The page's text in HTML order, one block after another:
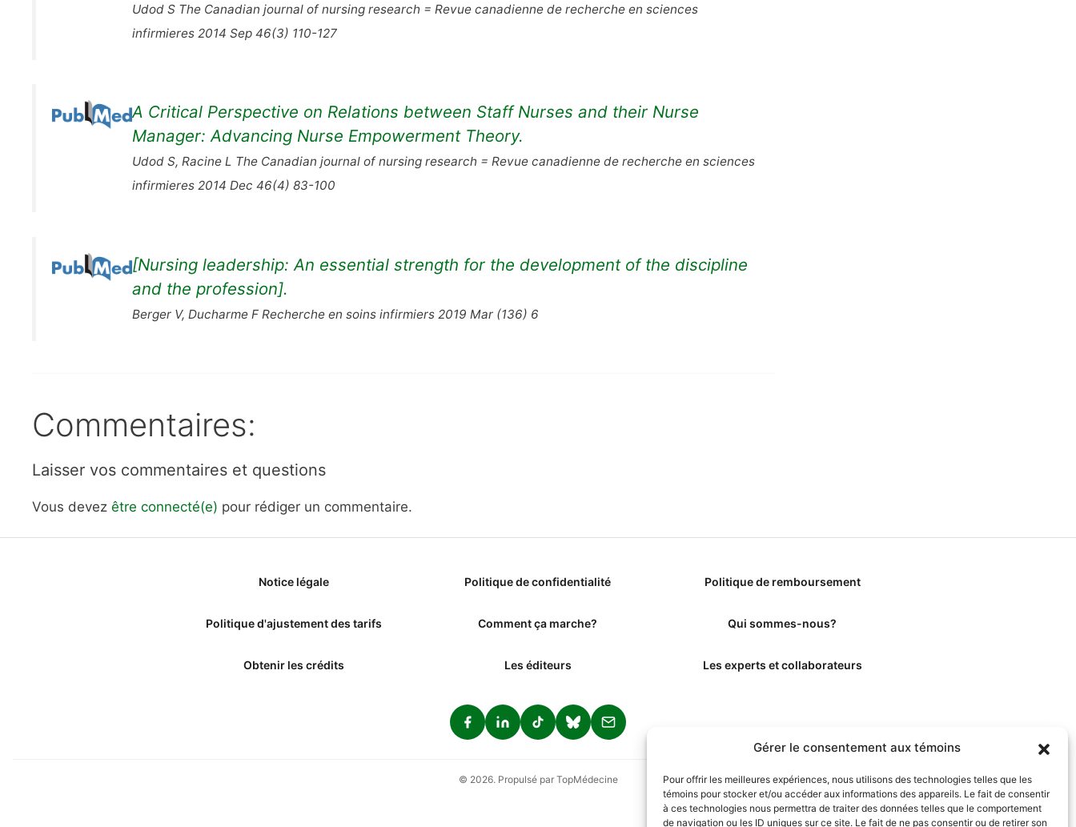
Gérer le consentement aux témoins
Pour offrir les meilleures expériences, nous utilisons des technologies telles que les
témoins pour stocker et/ou accéder aux informations des appareils. Le fait de consentir
à ces technologies nous permettra de traiter des données telles que le comportement
de navigation ou les ID uniques sur ce site. Le fait de ne pas consentir ou de retirer son
Udod S The Canadian journal of nursing research = Revue canadienne de recherche en sciences
infirmieres 2014 Sep 46(3) 110-127
A Critical Perspective on Relations between Staff Nurses and their Nurse
Manager: Advancing Nurse Empowerment Theory.
Udod S, Racine L The Canadian journal of nursing research = Revue canadienne de recherche en sciences
infirmieres 2014 Dec 46(4) 83-100
[Nursing leadership: An essential strength for the development of the discipline
and the profession].
Berger V, Ducharme F Recherche en soins infirmiers 2019 Mar (136) 6
Commentaires:
Laisser vos commentaires et questions
Vous devez être connecté(e) pour rédiger un commentaire.
Notice légale Politique de confidentialité Politique de remboursement
Politique d'ajustement des tarifs Comment ça marche? Qui sommes-nous?
Obtenir les crédits Les éditeurs Les experts et collaborateurs
© 2026. Propulsé par TopMédecine